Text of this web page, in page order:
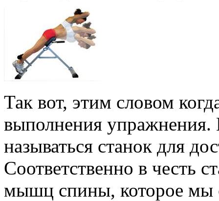
Так вот, этим словом
выполнения упражнения.
называться станок для
Соответственно в честь
мышц спины, которое мы